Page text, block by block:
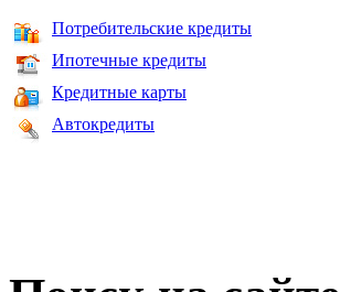
Потребительские кредиты
Ипотечные кредиты
Кредитные карты
Автокредиты